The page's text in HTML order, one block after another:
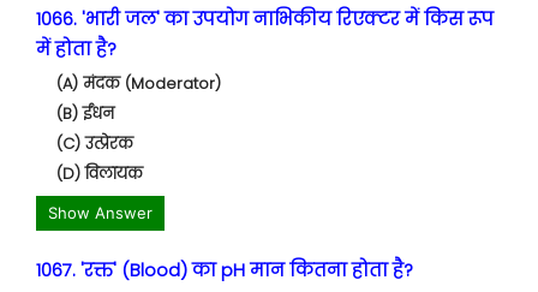
1066. 'भारी जल' का उपयोग नाभिकीय रिएक्टर में किस रूप
में होता है?
(A) मंदक (Moderator)
(B) ईंधन
(C) उत्प्रेरक
(D) विलायक
Show Answer
1067. 'रक्त' (Blood) का pH मान कितना होता है?